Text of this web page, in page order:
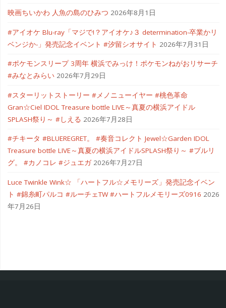
ン"
映画ちいかわ 人魚の島のひみつ 2026年8月1日
#アイオケ Blu-ray「マジで!？アイオケ♪３ determination-卒業かリ
ベンジか-」発売記念イベント #汐留シオサイト 2026年7月31日
#ポケモンスリープ 3周年 横浜でみっけ！ポケモンねがおリサーチ
#みなとみらい 2026年7月29日
#スターリットストーリー #メノニューイヤー #桃色革命
Gran☆Ciel IDOL Treasure bottle LIVE～真夏の横浜アイドル
SPLASH祭り～ #しえる 2026年7月28日
#チキータ #BLUEREGRET。 #奏音コレクト Jewel☆Garden IDOL
Treasure bottle LIVE～真夏の横浜アイドルSPLASH祭り～ #ブルリ
グ。 #カノコレ #ジュエガ 2026年7月27日
Luce Twinkle Wink☆ 「ハートフル☆メモリーズ」発売記念イベン
ト #錦糸町パルコ #ルーチェTW #ハートフルメモリーズ0916 2026
年7月26日